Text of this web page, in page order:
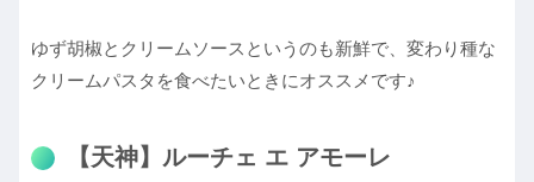
ゆず胡椒とクリームソースというのも新鮮で、変わり種な
クリームパスタを食べたいときにオススメです♪
【天神】ルーチェ エ アモーレ